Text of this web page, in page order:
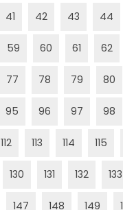
41 42 43 44
59 60 61 62
77 78 79 80
95 96 97 98
112 113 114 115
130 131 132 133
147 148 149